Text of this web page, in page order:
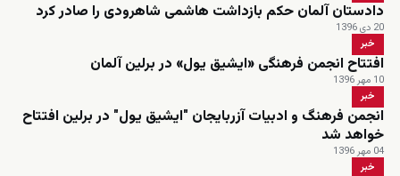
دادستان آلمان حکم بازداشت هاشمی شاهرودی را صادر کرد
20 دی 1396
خبر
افتتاح انجمن فرهنگی «ایشیق یول» در برلین آلمان
10 مهر 1396
خبر
انجمن فرهنگ و ادبیات آزربایجان "ایشیق یول" در برلین افتتاح
خواهد شد
04 مهر 1396
خبر